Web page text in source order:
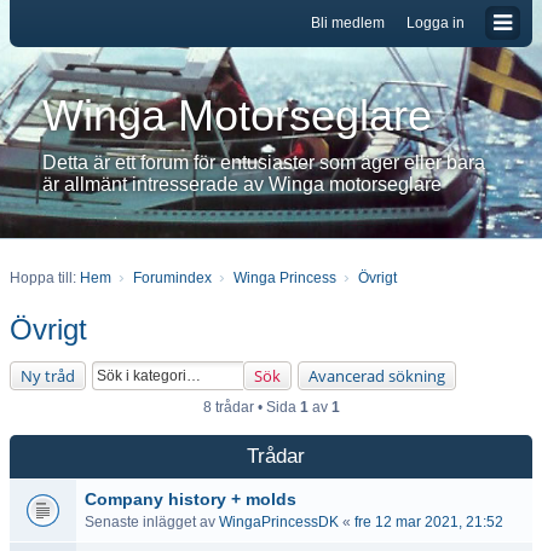
Logga in
Bli medlem
Winga Motorseglare
Detta är ett forum för entusiaster som äger eller bara
är allmänt intresserade av Winga motorseglare
Hoppa till: Hem Forumindex Winga Princess Övrigt
Övrigt
Ny tråd Sök Avancerad sökning
8 trådar • Sida 1av 1
Trådar
Company history + molds
Senaste inlägget av WingaPrincessDK « fre 12 mar 2021, 21:52